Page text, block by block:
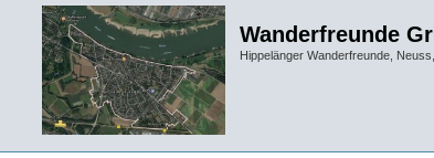
Wanderfreunde
Hippelänger Wanderfreunde,